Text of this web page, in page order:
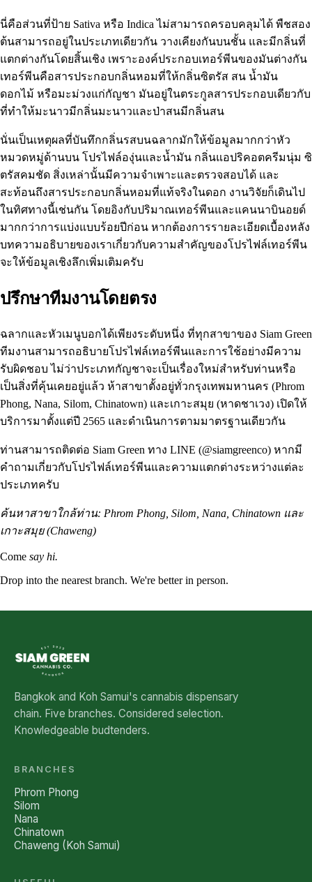
นี่คือส่วนที่ป้าย Sativa หรือ Indica ไม่สามารถครอบคลุมได้ พืชสอง
ต้นสามารถอยู่ในประเภทเดียวกัน วางเคียงกันบนชั้น และมีกลิ่นที่
แตกต่างกันโดยสิ้นเชิง เพราะองค์ประกอบเทอร์พีนของมันต่างกัน
เทอร์พีนคือสารประกอบกลิ่นหอมที่ให้กลิ่นซิตรัส สน น้ำมัน
ดอกไม้ หรือมะม่วงแก่กัญชา มันอยู่ในตระกูลสารประกอบเดียวกับ
ที่ทำให้มะนาวมีกลิ่นมะนาวและป่าสนมีกลิ่นสน
นั่นเป็นเหตุผลที่บันทึกกลิ่นรสบนฉลากมักให้ข้อมูลมากกว่าหัว
หมวดหมู่ด้านบน โปรไฟล์องุ่นและน้ำมัน กลิ่นแอปริคอตครีมนุ่ม ซิ
ตรัสคมชัด สิ่งเหล่านั้นมีความจำเพาะและตรวจสอบได้ และ
สะท้อนถึงสารประกอบกลิ่นหอมที่แท้จริงในดอก งานวิจัยก็เดินไป
ในทิศทางนี้เช่นกัน โดยอิงกับปริมาณเทอร์พีนและแคนนาบินอยด์
มากกว่าการแบ่งแบบร้อยปีก่อน หากต้องการรายละเอียดเบื้องหลัง
บทความอธิบายของเราเกี่ยวกับความสำคัญของโปรไฟล์เทอร์พีน
จะให้ข้อมูลเชิงลึกเพิ่มเติมครับ
ปรึกษาทีมงานโดยตรง
ฉลากและหัวเมนูบอกได้เพียงระดับหนึ่ง ที่ทุกสาขาของ Siam Green
ทีมงานสามารถอธิบายโปรไฟล์เทอร์พีนและการใช้อย่างมีความ
รับผิดชอบ ไม่ว่าประเภทกัญชาจะเป็นเรื่องใหม่สำหรับท่านหรือ
เป็นสิ่งที่คุ้นเคยอยู่แล้ว ห้าสาขาตั้งอยู่ทั่วกรุงเทพมหานคร (Phrom
Phong, Nana, Silom, Chinatown) และเกาะสมุย (หาดชาเวง) เปิดให้
บริการมาตั้งแต่ปี 2565 และดำเนินการตามมาตรฐานเดียวกัน
ท่านสามารถติดต่อ Siam Green ทาง LINE (@siamgreenco) หากมี
คำถามเกี่ยวกับโปรไฟล์เทอร์พีนและความแตกต่างระหว่างแต่ละ
ประเภทครับ
ค้นหาสาขาใกล้ท่าน: Phrom Phong, Silom, Nana, Chinatown และ
เกาะสมุย (Chaweng)
Come say hi.
Drop into the nearest branch. We're better in person.
Bangkok and Koh Samui's cannabis dispensary
chain. Five branches. Considered selection.
Knowledgeable budtenders.
BRANCHES
Phrom Phong
Silom
Nana
Chinatown
Chaweng (Koh Samui)